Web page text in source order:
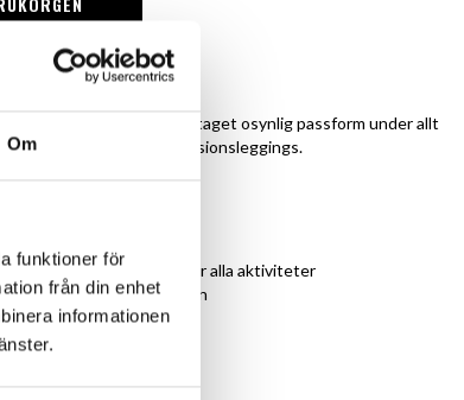
Om
funktioner för
från din enhet
informationen
leverans
ger en smidig, praktiskt taget osynlig passform under allt
mest åtsittande kompressionsleggings.
komfort hela dagen för alla aktiviteter
en fållfri konstruktion
lukt i underkläderna
medelhög midja